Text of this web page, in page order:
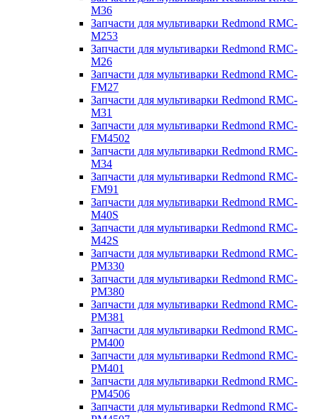
M36
Запчасти для мультиварки Redmond RMC-
M253
Запчасти для мультиварки Redmond RMC-
M26
Запчасти для мультиварки Redmond RMC-
FM27
Запчасти для мультиварки Redmond RMC-
M31
Запчасти для мультиварки Redmond RMC-
FM4502
Запчасти для мультиварки Redmond RMC-
M34
Запчасти для мультиварки Redmond RMC-
FM91
Запчасти для мультиварки Redmond RMC-
M40S
Запчасти для мультиварки Redmond RMC-
M42S
Запчасти для мультиварки Redmond RMC-
PM330
Запчасти для мультиварки Redmond RMC-
PM380
Запчасти для мультиварки Redmond RMC-
PM381
Запчасти для мультиварки Redmond RMC-
PM400
Запчасти для мультиварки Redmond RMC-
PM401
Запчасти для мультиварки Redmond RMC-
PM4506
Запчасти для мультиварки Redmond RMC-